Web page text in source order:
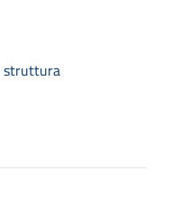
struttura